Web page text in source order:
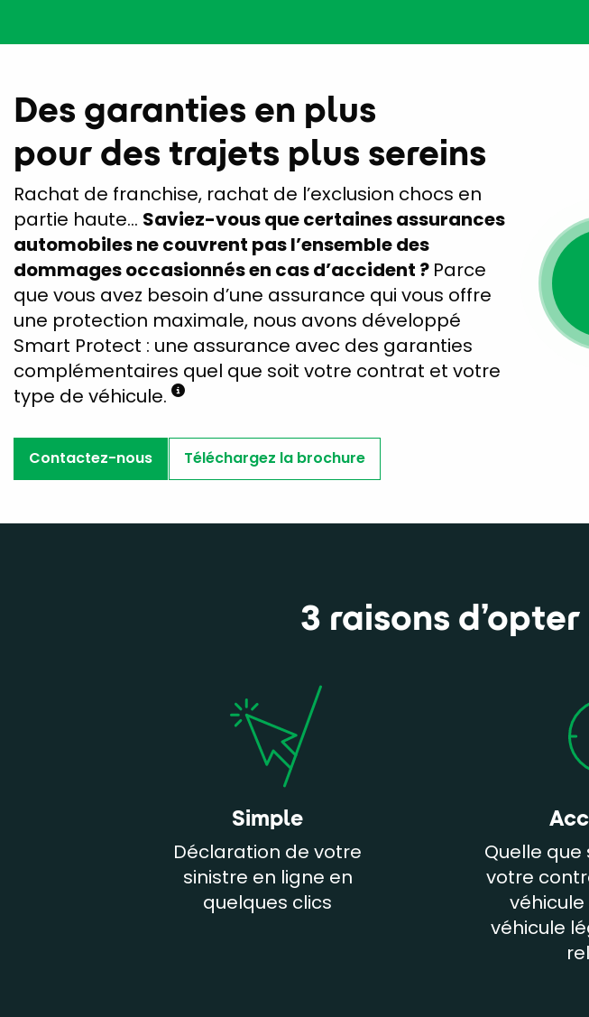
Des garanties en plus
pour des trajets plus sereins
Rachat de franchise, rachat de l’exclusion chocs en
partie haute… Saviez-vous que certaines assurances
automobiles ne couvrent pas l’ensemble des
dommages occasionnés en cas d’accident ? Parce
que vous avez besoin d’une assurance qui vous offre
une protection maximale, nous avons développé
Smart Protect : une assurance avec des garanties
complémentaires quel que soit votre contrat et votre
type de véhicule.
Contactez-nous Téléchargez la brochure
3 raisons
Simple
Déclaration de votre
sinistre en ligne en
quelques clics
Quelle
votre
véhicule